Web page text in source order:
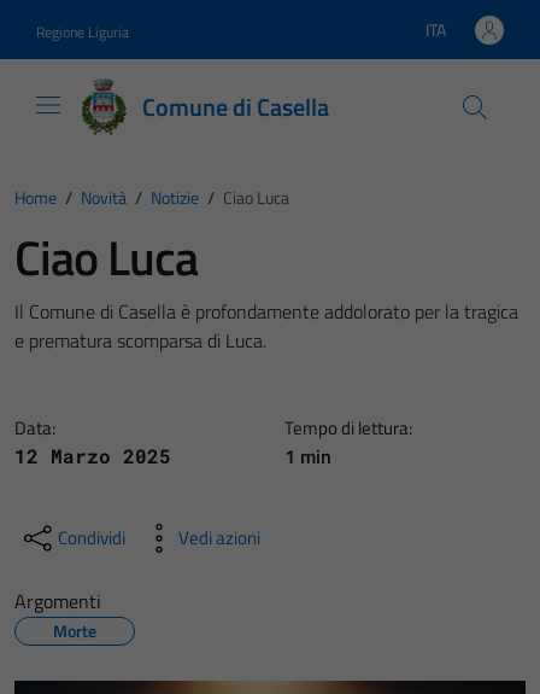
Regione Liguria Lingua attiva:
ITA
Comune di Casella
Home / Novità / Notizie / Ciao Luca
Ciao Luca
Il Comune di Casella è profondamente addolorato per la tragica
e prematura scomparsa di Luca.
Data:
12 Marzo 2025
Tempo di lettura:
1 min
Condividi Vedi azioni
Argomenti
Morte